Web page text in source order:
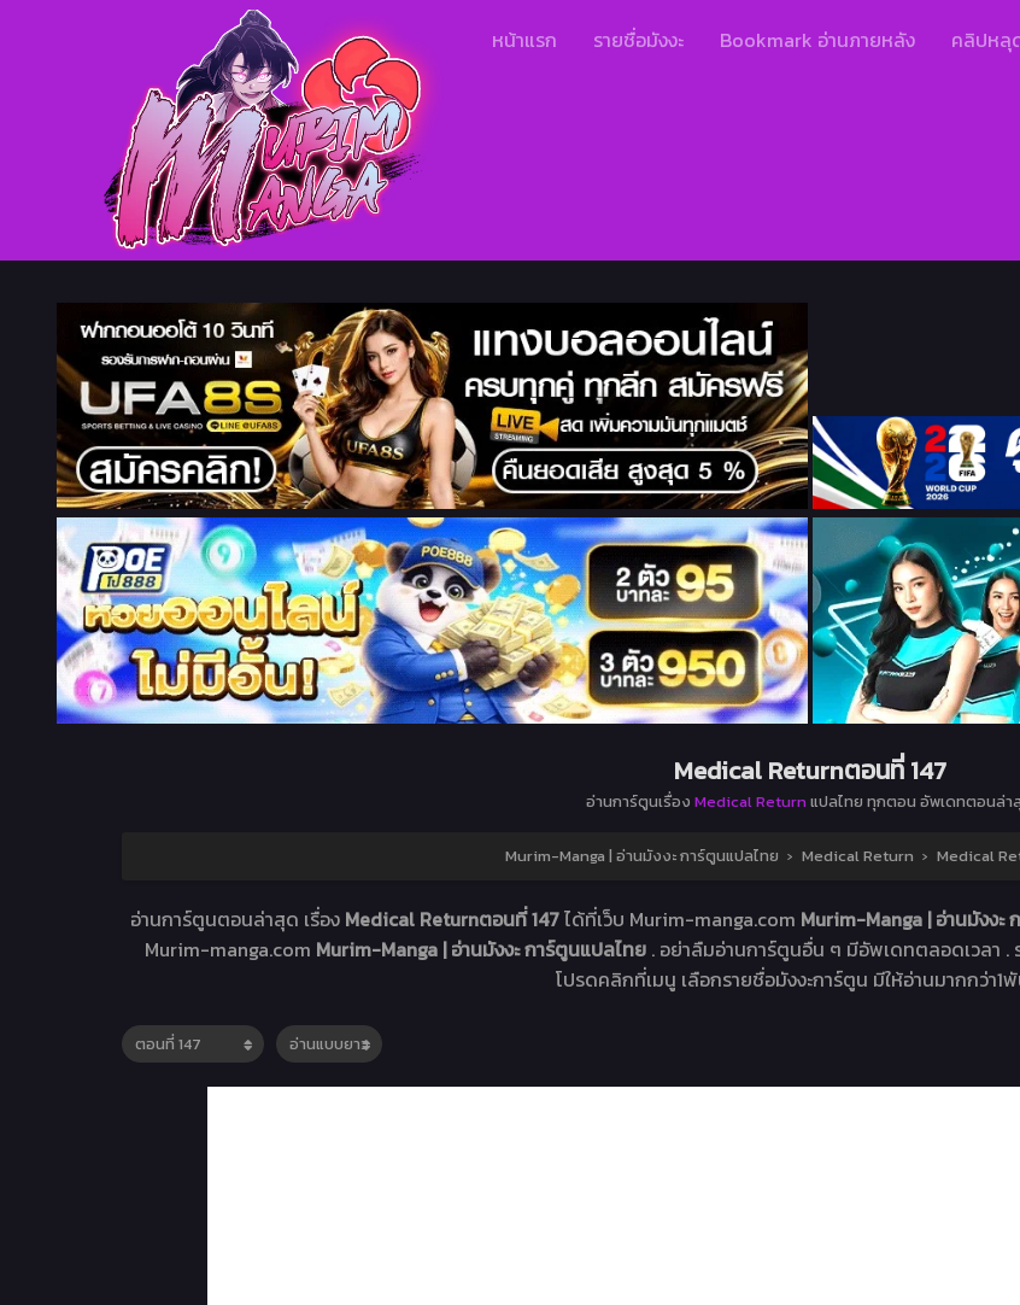
หน้าแรก รายชื่อมังงะ Bookmark อ่านภายหลัง คลิปหลุ
Medical Returnตอนที่ 147
อ่านการ์ตูนเรื่อง Medical Return แปลไทย ทุกตอน อัพเดทตอนล่า
Murim-Manga | อ่านมังงะ การ์ตูนแปลไทย › Medical Return › Medical
อ่านการ์ตูนตอนล่าสุด เรื่อง Medical Returnตอนที่ 147ได้ที่เว็บ Murim-manga.com Murim-Manga | อ่านมังงะ
Murim-manga.com Murim-Manga | อ่านมังงะ การ์ตูนแปลไทย . อย่าลืมอ่านการ์ตูนอื่น ๆ มีอัพเดทตลอดเวลา .
โปรดคลิกที่เมนู เลือกรายชื่อมังงะการ์ตูน มีให้อ่านมากกว่า1พั